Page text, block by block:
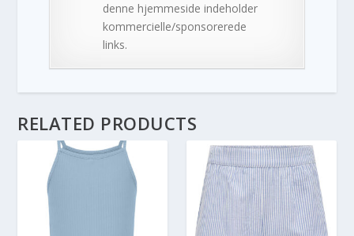
denne hjemmeside indeholder
kommercielle/sponsorerede
links.
RELATED PRODUCTS